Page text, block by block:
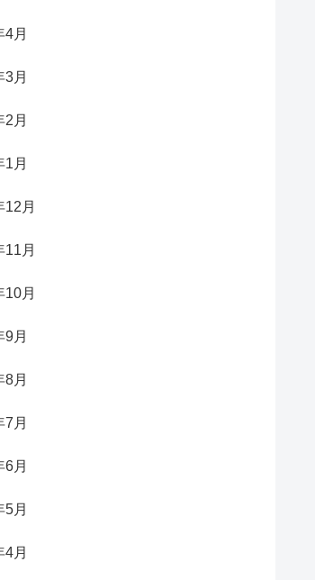
4月
3月
2月
1月
12月
11月
10月
9月
8月
7月
6月
5月
4月